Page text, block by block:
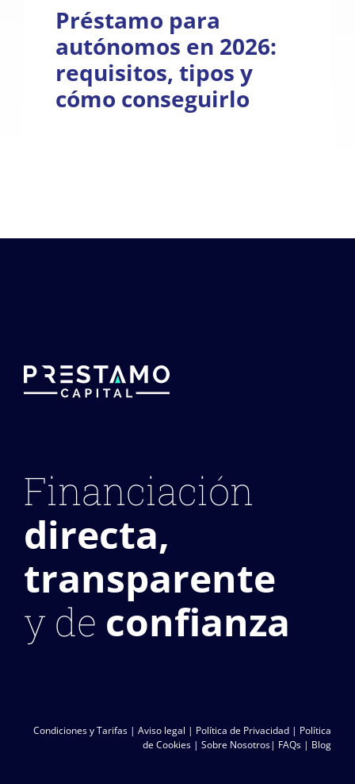
Préstamo para
autónomos en 2026:
requisitos, tipos y
cómo conseguirlo
Financiación
directa,
transparente
y de confianza
Condiciones y Tarifas |Aviso legal | Política de Privacidad | Política
de Cookies |Sobre Nosotros| FAQs | Blog